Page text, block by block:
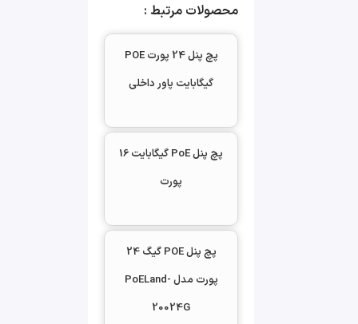
۱U
دارای استاندارد 19 اینچ شبکه
پشتیبانی از ولتاژهای 24 و
گیگابایتی ۱۰/۱۰۰/۱۰۰۰
نرخ انتقال دیتا : ۱۰/۱۰۰/۱۰۰۰
۳۰ وات
فاقد پنل مدیریتی
محصولات مرتبط :
پچ پنل 24 پورت POE
گیگابایت پاور داخلی
پچ پنل PoE گیگابایت 16
پورت
پچ پنل POE گیگ 24
پورت مدل PoELand-
20024G